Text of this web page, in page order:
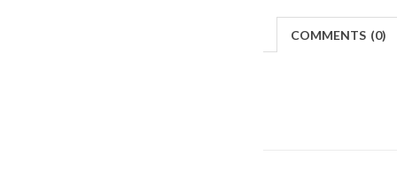
COMMENTS (0)